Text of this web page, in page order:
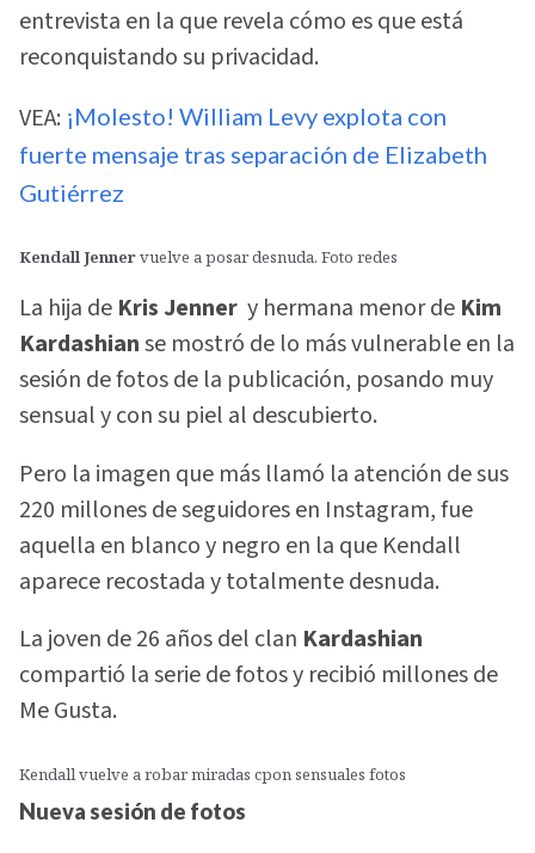
entrevista en la que revela cómo es que está
reconquistando su privacidad.
VEA: ¡Molesto! William Levy explota con
fuerte mensaje tras separación de Elizabeth
Gutiérrez
Kendall Jennervuelve a posar desnuda. Foto redes
La hija de Kris Jenner y hermana menor de Kim
Kardashianse mostró de lo más vulnerable en la
sesión de fotos de la publicación, posando muy
sensual y con su piel al descubierto.
Pero la imagen que más llamó la atención de sus
220 millones de seguidores en Instagram, fue
aquella en blanco y negro en la que Kendall
aparece recostada y totalmente desnuda.
La joven de 26 años del clan Kardashian
compartió la serie de fotos y recibió millones de
Me Gusta.
Kendall vuelve a robar miradas cpon sensuales fotos
Nueva sesión de fotos